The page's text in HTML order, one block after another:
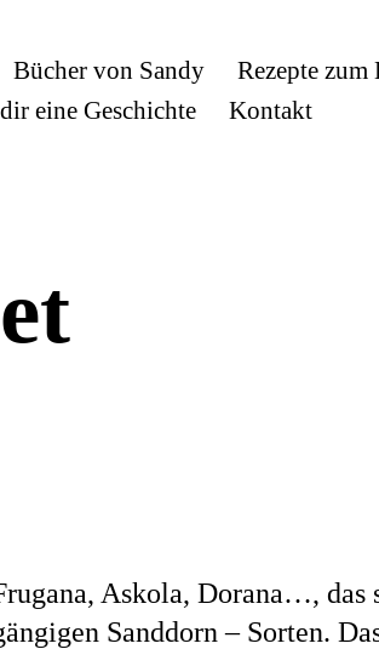
Bücher von Sandy
Rezepte zum
eine Geschichte
Kontakt
Askola, Dorana…, das
Sanddorn – Sorten.